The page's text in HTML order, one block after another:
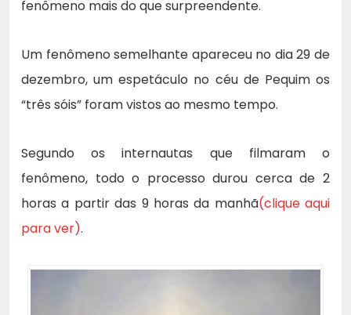
fenômeno mais do que surpreendente.
Um fenômeno semelhante apareceu no dia 29 de
dezembro, um espetáculo no céu de Pequim os
“três sóis” foram vistos ao mesmo tempo.
Segundo os internautas que filmaram o
fenômeno, todo o processo durou cerca de 2
horas a partir das 9 horas da manhã(clique aqui
para ver).